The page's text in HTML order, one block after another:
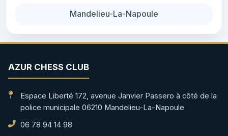
Mandelieu-La-Napoule
AZUR CHESS CLUB
Espace Liberté 172, avenue Janvier Passero à côté de la
police municipale 06210 Mandelieu-La-Napoule
06 78 94 14 98